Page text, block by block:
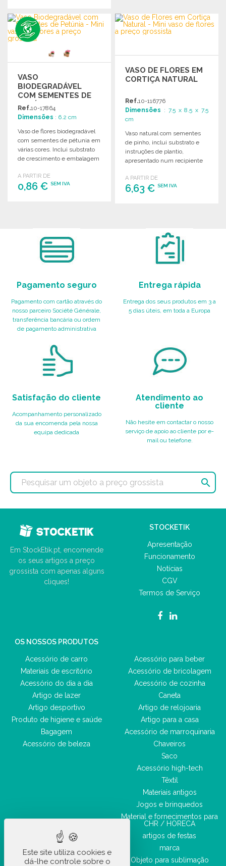
ENCOMENDAR
Solicitar um orçamento
Solicitar um orçamento
VASO
BIODEGRADÁVEL
COM SEMENTES DE
PETÚNIA A PREÇO
GROSSISTA
Ref.10-17864
Dimensões : 6.2 cm
Vaso de flores biodegradável
com sementes de pétunia em
várias cores. Inclui substrato
de crescimento e embalagem
A PARTIR DE
0,86 € SEM IVA
VASO DE FLORES EM
CORTIÇA NATURAL
Ref.10-116776
Dimensões : 7.5 x 8.5 x 7.5
cm
Vaso natural com sementes
de pinho, inclui substrato e
instruções de plantio,
apresentado num recipiente
A PARTIR DE
6,63 €SEM IVA
Pagamento seguro
Pagamento com cartão através do
nosso parceiro Société Générale,
transferência bancária ou ordem
de pagamento administrativa
Entrega rápida
Entrega dos seus produtos em 3 a
5 dias úteis, em toda a Europa
Satisfação do cliente
Acompanhamento personalizado
da sua encomenda pela nossa
equipa dedicada
Atendimento ao
cliente
Não hesite em contactar o nosso
serviço de apoio ao cliente por e-
mail ou telefone.

Em StockEtik.pt, encomende
os seus artigos a preço
grossista com apenas alguns
cliques!
STOCKETIK
Apresentação
Funcionamento
Notícias
CGV
Termos de Serviço
OS NOSSOS PRODUTOS
Acessório de carro
Materiais de escritório
Acessório do dia a dia
Artigo de lazer
Artigo desportivo
Produto de higiene e saúde
Bagagem
Acessório de beleza
Acessório para beber
Acessório de bricolagem
Acessório de cozinha
Caneta
Artigo de relojoaria
Artigo para a casa
Acessório de marroquinaria
Chaveiros
Saco
Acessório high-tech
Têxtil
Materiais antigos
Jogos e brinquedos
Material e fornecimentos para
CHR / HORECA
artigos de festas
marca
Objeto para sublimação
Este site utiliza cookies e
dá-lhe controle sobre o